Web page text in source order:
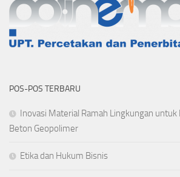
POS-POS TERBARU
Inovasi Material Ramah Lingkungan untuk
Beton Geopolimer
Etika dan Hukum Bisnis